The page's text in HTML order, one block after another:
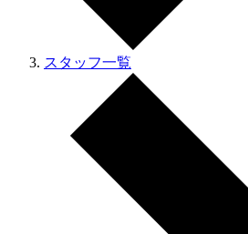
スタッフ一覧